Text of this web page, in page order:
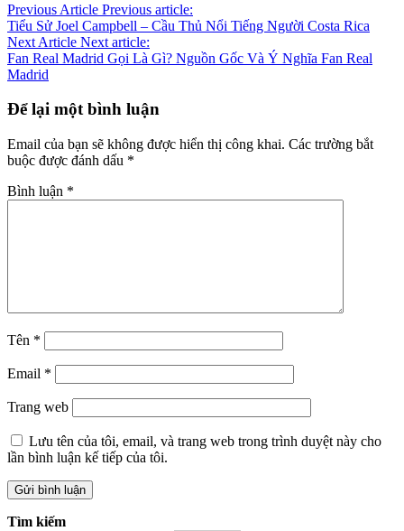
Previous Article Previous article:
Tiểu Sử Joel Campbell – Cầu Thủ Nổi Tiếng Người Costa Rica
Next Article Next article:
Fan Real Madrid Gọi Là Gì? Nguồn Gốc Và Ý Nghĩa Fan Real
Madrid
Để lại một bình luận
Email của bạn sẽ không được hiển thị công khai. Các trường bắt
buộc được đánh dấu *
Bình luận *
Tên *
Email *
Trang web
Lưu tên của tôi, email, và trang web trong trình duyệt này cho
lần bình luận kế tiếp của tôi.
Tìm kiếm